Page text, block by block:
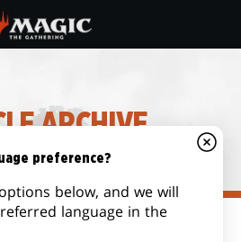
ARCHIVE
preference?
below, and we will
language in the